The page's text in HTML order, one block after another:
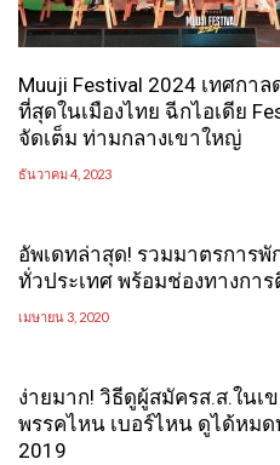
Muuji Festival 2024 เทศก
ที่สุดในเมืองไทย ฉีกไอเดีย
จัดเต็ม ท่ามกลางเขาใหญ่
ธันวาคม 4, 2023
อัพเดทล่าสุด! รวมมาตรการ
ทั่วประเทศ พร้อมช่องทางกา
เมษายน 3, 2020
ง่ายมาก! วิธีดูผู้สมัครส.ส.ใน
พรรคไหน เบอร์ไหน ดูได้หมด
2019